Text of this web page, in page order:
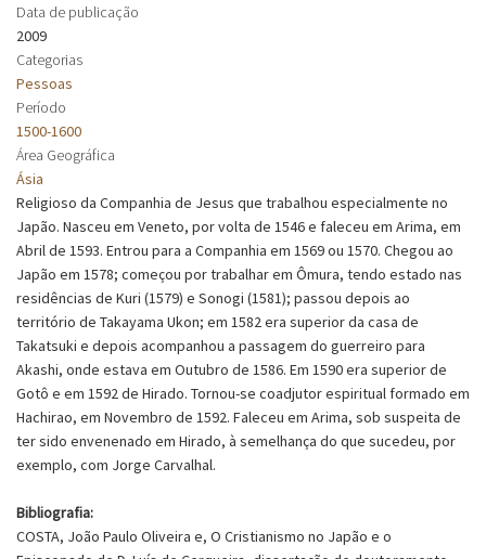
Data de publicação
2009
Categorias
Pessoas
Período
1500-1600
Área Geográfica
Ásia
Religioso da Companhia de Jesus que trabalhou especialmente no
Japão. Nasceu em Veneto, por volta de 1546 e faleceu em Arima, em
Abril de 1593. Entrou para a Companhia em 1569 ou 1570. Chegou ao
Japão em 1578; começou por trabalhar em Ômura, tendo estado nas
residências de Kuri (1579) e Sonogi (1581); passou depois ao
território de Takayama Ukon; em 1582 era superior da casa de
Takatsuki e depois acompanhou a passagem do guerreiro para
Akashi, onde estava em Outubro de 1586. Em 1590 era superior de
Gotô e em 1592 de Hirado. Tornou-se coadjutor espiritual formado em
Hachirao, em Novembro de 1592. Faleceu em Arima, sob suspeita de
ter sido envenenado em Hirado, à semelhança do que sucedeu, por
exemplo, com Jorge Carvalhal.
Bibliografia:
COSTA, João Paulo Oliveira e, O Cristianismo no Japão e o